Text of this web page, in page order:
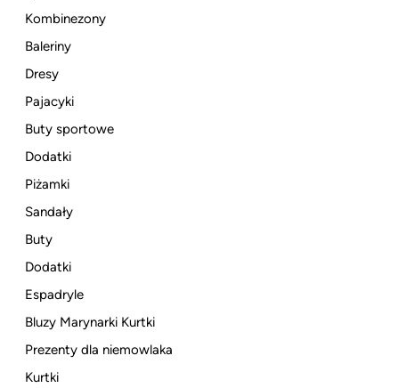
Kombinezony
Baleriny
Dresy
Pajacyki
Buty sportowe
Dodatki
Piżamki
Sandały
Buty
Dodatki
Espadryle
Bluzy Marynarki Kurtki
Prezenty dla niemowlaka
Kurtki